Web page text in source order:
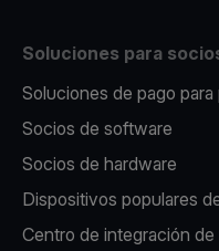
Soluciones para
Soluciones de pago
Socios de software
Socios de hardware
Dispositivos populares
Centro de integración de